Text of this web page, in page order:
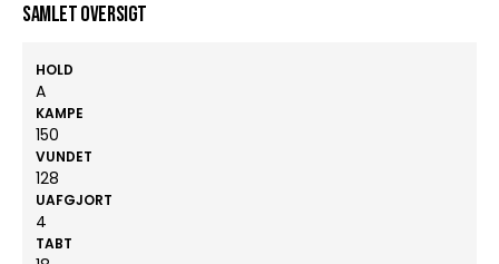
Samlet oversigt
HOLD
A
KAMPE
150
VUNDET
128
UAFGJORT
4
TABT